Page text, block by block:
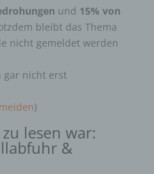
und 15% von
bleibt das Thema
nicht gemeldet werden
gar nicht erst
)
lesen war:
&